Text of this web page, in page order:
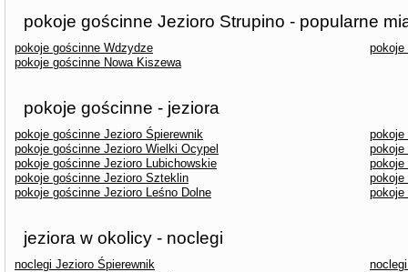
pokoje gościnne Jezioro Strupino - popularne
pokoje gościnne Wdzydze
pokoje
pokoje gościnne Nowa Kiszewa
pokoje gościnne - jeziora
pokoje gościnne Jezioro Śpierewnik
pokoje
pokoje gościnne Jezioro Wielki Ocypel
pokoje
pokoje gościnne Jezioro Lubichowskie
pokoje
pokoje gościnne Jezioro Szteklin
pokoje
pokoje gościnne Jezioro Leśno Dolne
pokoje
jeziora w okolicy - noclegi
noclegi Jezioro Śpierewnik